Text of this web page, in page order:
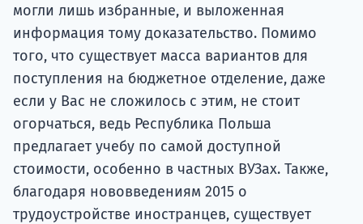
могли лишь избранные, и выложенная
информация тому доказательство. Помимо
того, что существует масса вариантов для
поступления на бюджетное отделение, даже
если у Вас не сложилось с этим, не стоит
огорчаться, ведь Республика Польша
предлагает учебу по самой доступной
стоимости, особенно в частных ВУЗах. Также,
благодаря нововведениям 2015 о
трудоустройстве иностранцев, существует